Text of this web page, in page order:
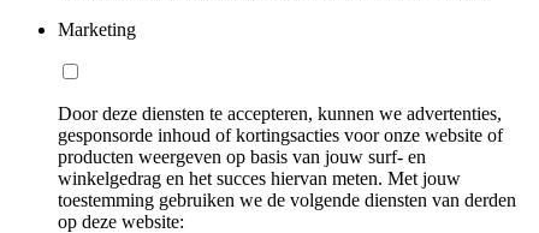
Marketing
Door deze diensten te accepteren, kunnen we advertenties,
gesponsorde inhoud of kortingsacties voor onze website of
producten weergeven op basis van jouw surf- en
winkelgedrag en het succes hiervan meten. Met jouw
toestemming gebruiken we de volgende diensten van derden
op deze website: